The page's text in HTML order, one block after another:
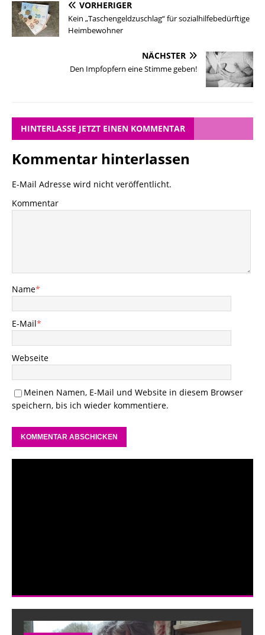
VORHERIGER
Kein „Taschengeldzuschlag“ für sozialhilfebedürftige
Heimbewohner
NÄCHSTER
Den Impfopfern eine Stimme geben!
HINTERLASSE JETZT EINEN KOMMENTAR
Kommentar hinterlassen
E-Mail Adresse wird nicht veröffentlicht.
Kommentar
Name*
E-Mail*
Webseite
Meinen Namen, E-Mail und Website in diesem Browser
speichern, bis ich wieder kommentiere.